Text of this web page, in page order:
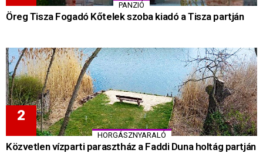
PANZIÓ
Öreg Tisza Fogadó Kőtelek szoba kiadó a Tisza partján
HORGÁSZNYARALÓ
Közvetlen vízparti parasztház a Faddi Duna holtág partján